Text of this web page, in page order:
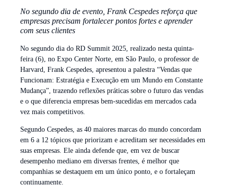
No segundo dia de evento, Frank Cespedes reforça que
empresas precisam fortalecer pontos fortes e aprender
com seus clientes
No segundo dia do RD Summit 2025, realizado nesta quinta-
feira (6), no Expo Center Norte, em São Paulo, o professor de
Harvard, Frank Cespedes, apresentou a palestra “Vendas que
Funcionam: Estratégia e Execução em um Mundo em Constante
Mudança”, trazendo reflexões práticas sobre o futuro das vendas
e o que diferencia empresas bem-sucedidas em mercados cada
vez mais competitivos.
Segundo Cespedes, as 40 maiores marcas do mundo concordam
em 6 a 12 tópicos que priorizam e acreditam ser necessidades em
suas empresas. Ele ainda defende que, em vez de buscar
desempenho mediano em diversas frentes, é melhor que
companhias se destaquem em um único ponto, e o fortaleçam
continuamente.